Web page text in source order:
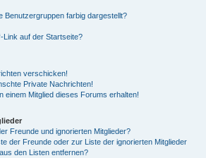
Benutzergruppen farbig dargestellt?
Link auf der Startseite?
verschicken!
Private Nachrichten!
einem Mitglied dieses Forums erhalten!
Freunde und ignorierten Mitglieder?
der Freunde oder zur Liste der ignorierten Mitglieder
den Listen entfernen?